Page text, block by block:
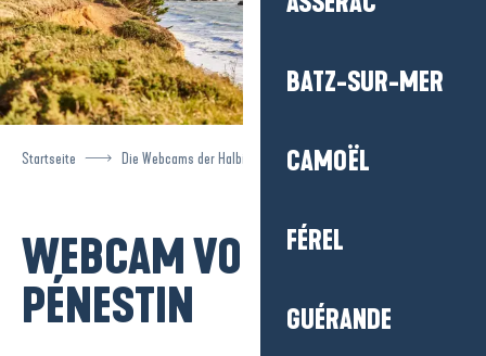
BATZ-SUR-MER
CAMOËL
FÉREL
GUÉRANDE
Startseite Die Webcams der Halbinsel Webcam von Pénestin
WEBCAM VON
PÉNESTIN